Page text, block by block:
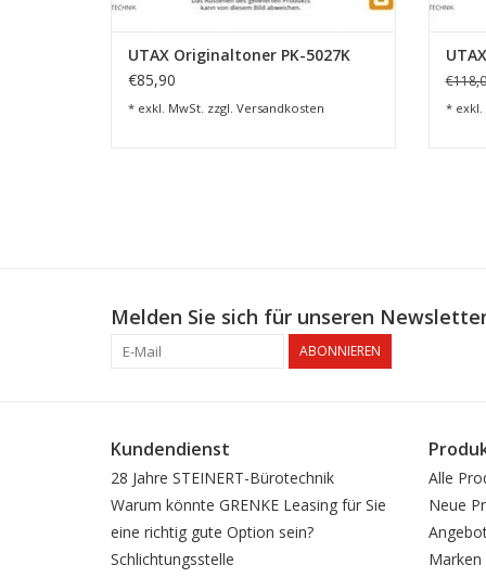
UTAX Originaltoner PK-5027K
€85,90
* exkl. MwSt. zzgl. Versandkosten * exkl.
Melden Sie sich für unseren
ABONNIEREN
Kundendienst
28 Jahre STEINERT-Bürotechnik
Warum könnte GRENKE Leasing für Sie
eine richtig gute Option sein?
Schlichtungsstelle
Alle
Neue
Marken